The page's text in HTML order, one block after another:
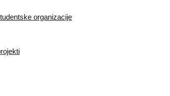
organizacije